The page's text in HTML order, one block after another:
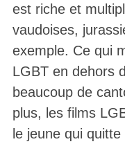
est riche et
vaudoises,
exemple. Ce qui
LGBT en dehors
beaucoup de
plus, les films
le jeune qui